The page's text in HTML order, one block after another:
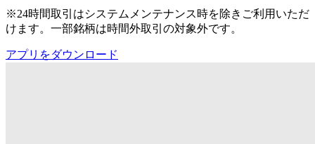
※24時間取引はシステムメンテナンス時を除きご利用いただ
けます。一部銘柄は時間外取引の対象外です。
アプリをダウンロード